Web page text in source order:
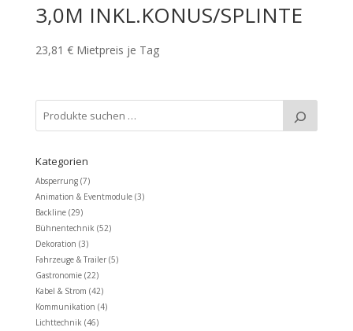
3,0M INKL.KONUS/SPLINTE
23,81 € Mietpreis je Tag
Kategorien
Absperrung (7)
Animation & Eventmodule (3)
Backline (29)
Bühnentechnik (52)
Dekoration (3)
Fahrzeuge & Trailer (5)
Gastronomie (22)
Kabel & Strom (42)
Kommunikation (4)
Lichttechnik (46)